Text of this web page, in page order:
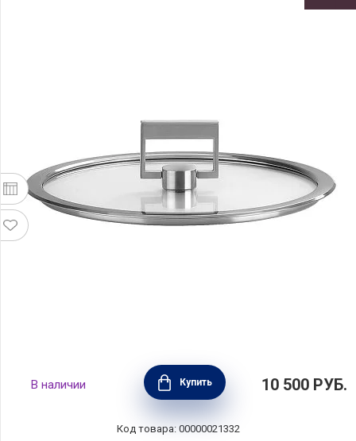
Крышка Strate fixed 26 см с фиксированной
ручкой, нержавеющая сталь + стекло,
Cristel, Франция, K26SF
В наличии Купить 10 500 РУБ.
Код товара: 00000021332